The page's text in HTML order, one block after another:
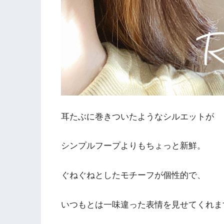
耳たぶに巻きついたようなシルエットが
シンプルフープよりもちょっと新鮮。
ぐねぐねとしたモチーフが個性的で、
いつもとは一味違った表情を見せてくれ